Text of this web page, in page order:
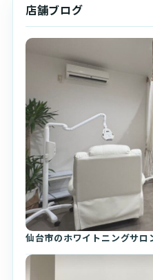
店舗ブログ
仙台市のホワイトニングサ